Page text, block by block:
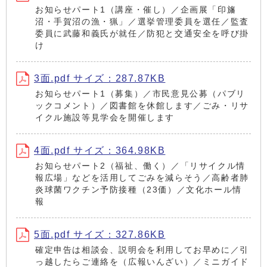
お知らせパート1（講座・催し）／企画展「印旛
沼・手賀沼の漁・猟」／選挙管理委員を選任／監査
委員に武藤和義氏が就任／防犯と交通安全を呼び掛
け
3面.pdf サイズ：287.87KB
お知らせパート1（募集）／市民意見公募（パブリ
ックコメント）／図書館を休館します／ごみ・リサ
イクル施設等見学会を開催します
4面.pdf サイズ：364.98KB
お知らせパート2（福祉、働く）／「リサイクル情
報広場」などを活用してごみを減らそう／高齢者肺
炎球菌ワクチン予防接種（23価）／文化ホール情
報
5面.pdf サイズ：327.86KB
確定申告は相談会、説明会を利用してお早めに／引
っ越したらご連絡を（広報いんざい）／ミニガイド